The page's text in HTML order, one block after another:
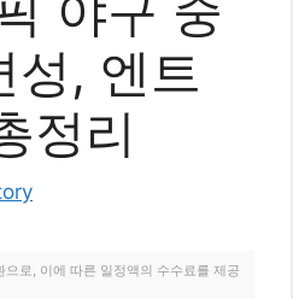
성, 엔트
정리
로, 이에 따른 일정액의 수수료를 제공